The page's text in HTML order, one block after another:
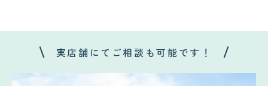
実店舗にてご相談も可能です！